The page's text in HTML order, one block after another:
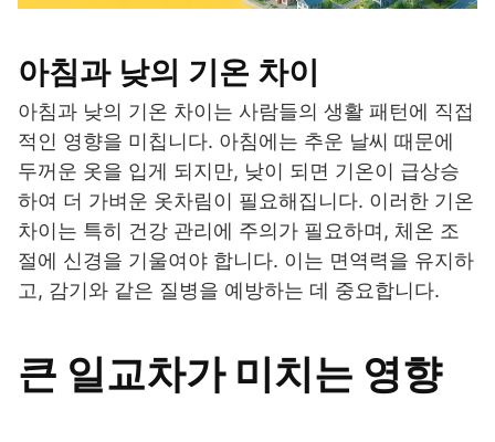
아침과 낮의 기온 차이
아침과 낮의 기온 차이는 사람들의 생활 패턴에 직접
적인 영향을 미칩니다. 아침에는 추운 날씨 때문에
두꺼운 옷을 입게 되지만, 낮이 되면 기온이 급상승
하여 더 가벼운 옷차림이 필요해집니다. 이러한 기온
차이는 특히 건강 관리에 주의가 필요하며, 체온 조
절에 신경을 기울여야 합니다. 이는 면역력을 유지하
고, 감기와 같은 질병을 예방하는 데 중요합니다.
큰 일교차가 미치는 영향